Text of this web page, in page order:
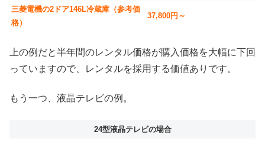
三菱電機の2ドア146L冷蔵庫（参考価
格）
37,800円～
上の例だと半年間のレンタル価格が購入価格を大幅に下回
っていますので、レンタルを採用する価値ありです。
もう一つ、液晶テレビの例。
24型液晶テレビの場合